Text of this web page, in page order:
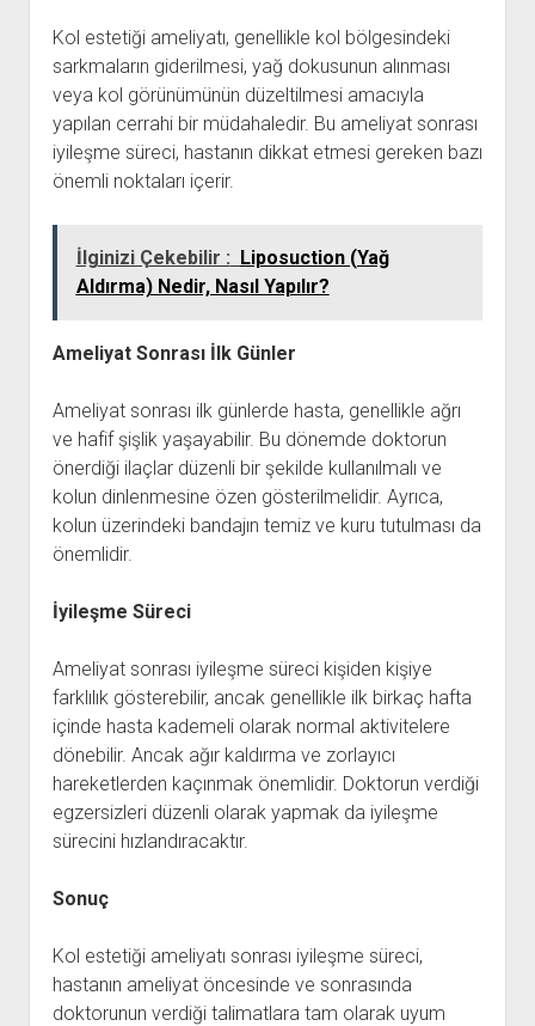
Kol estetiği ameliyatı, genellikle kol bölgesindeki
sarkmaların giderilmesi, yağ dokusunun alınması
veya kol görünümünün düzeltilmesi amacıyla
yapılan cerrahi bir müdahaledir. Bu ameliyat sonrası
iyileşme süreci, hastanın dikkat etmesi gereken bazı
önemli noktaları içerir.
İlginizi Çekebilir : Liposuction (Yağ
Aldırma) Nedir, Nasıl Yapılır?
Ameliyat Sonrası İlk Günler
Ameliyat sonrası ilk günlerde hasta, genellikle ağrı
ve hafif şişlik yaşayabilir. Bu dönemde doktorun
önerdiği ilaçlar düzenli bir şekilde kullanılmalı ve
kolun dinlenmesine özen gösterilmelidir. Ayrıca,
kolun üzerindeki bandajın temiz ve kuru tutulması da
önemlidir.
İyileşme Süreci
Ameliyat sonrası iyileşme süreci kişiden kişiye
farklılık gösterebilir, ancak genellikle ilk birkaç hafta
içinde hasta kademeli olarak normal aktivitelere
dönebilir. Ancak ağır kaldırma ve zorlayıcı
hareketlerden kaçınmak önemlidir. Doktorun verdiği
egzersizleri düzenli olarak yapmak da iyileşme
sürecini hızlandıracaktır.
Sonuç
Kol estetiği ameliyatı sonrası iyileşme süreci,
hastanın ameliyat öncesinde ve sonrasında
doktorunun verdiği talimatlara tam olarak uyum